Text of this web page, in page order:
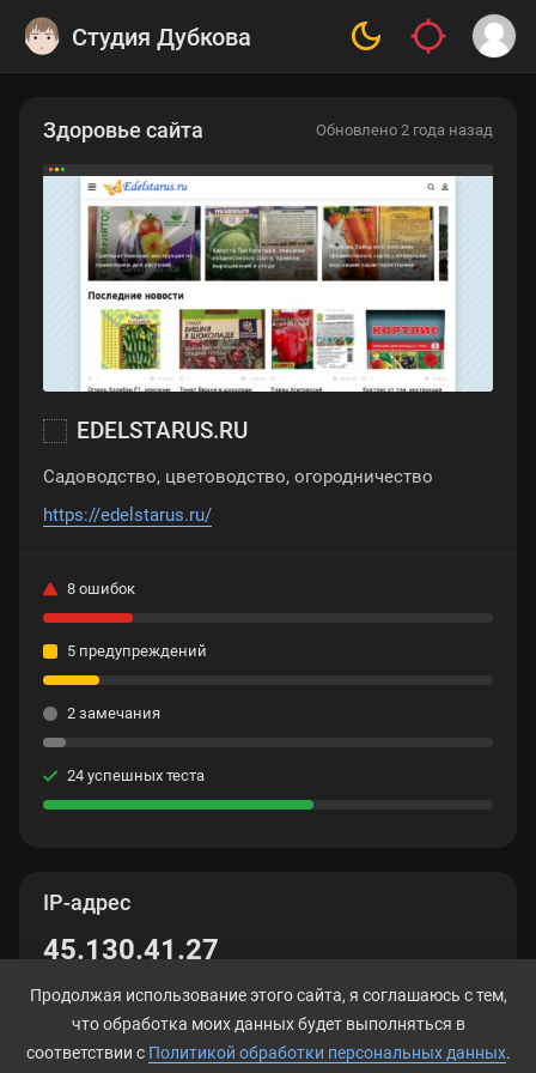
Студия Дубкова
IP-адрес
45.130.41.27
Здоровье сайта Обновлено 2 года назад
EDELSTARUS.RU
Садоводство, цветоводство, огородничество
https://edelstarus.ru/
8 ошибок
5 предупреждений
2 замечания
24 успешных теста
Продолжая использование этого сайта, я соглашаюсь с тем,
что обработка моих данных будет выполняться в
соответствии с Политикой обработки персональных данных.